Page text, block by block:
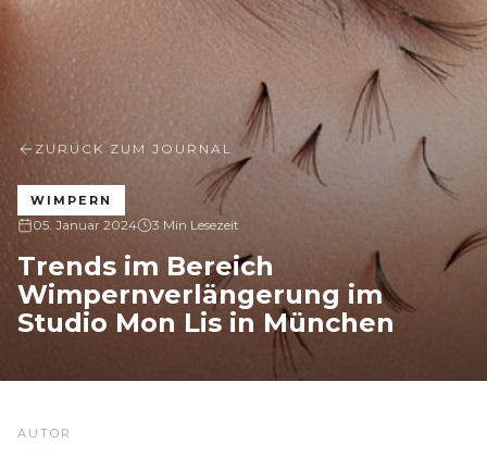
ZURÜCK ZUM JOURNAL
WIMPERN
05. Januar 2024 3 Min Lesezeit
Trends im Bereich
Wimpernverlängerung im
Studio Mon Lis in München
AUTOR